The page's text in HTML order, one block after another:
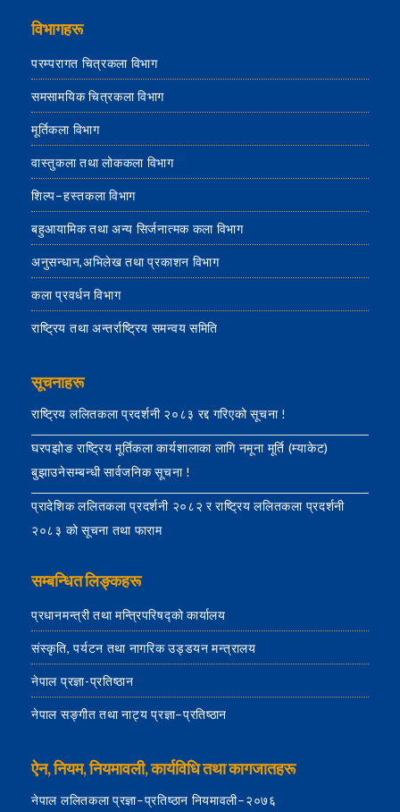
विभागहरू
परम्परागत चित्रकला विभाग
समसामयिक चित्रकला विभाग
मूर्तिकला विभाग
वास्तुकला तथा लोककला विभाग
शिल्प–हस्तकला विभाग
बहुआयामिक तथा अन्य सिर्जनात्मक कला विभाग
अनुसन्धान,अभिलेख तथा प्रकाशन विभाग
कला प्रवर्धन विभाग
राष्ट्रिय तथा अन्तर्राष्ट्रिय समन्वय समिति
सूचनाहरू
राष्ट्रिय ललितकला प्रदर्शनी २०८३ रद्द गरिएको सूचना !
घरपझोङ राष्ट्रिय मूर्तिकला कार्यशालाका लागि नमूना मूर्ति (म्याकेट)
बुझाउनेसम्बन्धी सार्वजनिक सूचना !
प्रादेशिक ललितकला प्रदर्शनी २०८२ र राष्ट्रिय ललितकला प्रदर्शनी
२०८३ को सूचना तथा फाराम
सम्बन्धित लिङ्कहरू
प्रधानमन्त्री तथा मन्त्रिपरिषद्को कार्यालय
संस्कृति, पर्यटन तथा नागरिक उड्डयन मन्त्रालय
नेपाल प्रज्ञा-प्रतिष्ठान
नेपाल सङ्गीत तथा नाट्य प्रज्ञा–प्रतिष्ठान
ऐन, नियम, नियमावली, कार्यविधि तथा कागजातहरू
नेपाल ललितकला प्रज्ञा–प्रतिष्ठान नियमावली–२०७६